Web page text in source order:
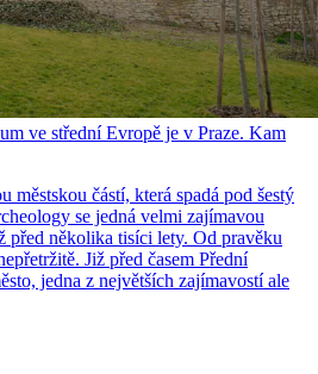
ve střední Evropě je v Praze. Kam
městskou částí, která spadá pod šestý
se jedná velmi zajímavou
před několika tisíci lety. Od pravěku
Již před časem Přední
jedna z největších zajímavostí ale